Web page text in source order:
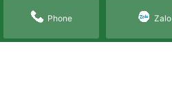
Phone Zalo